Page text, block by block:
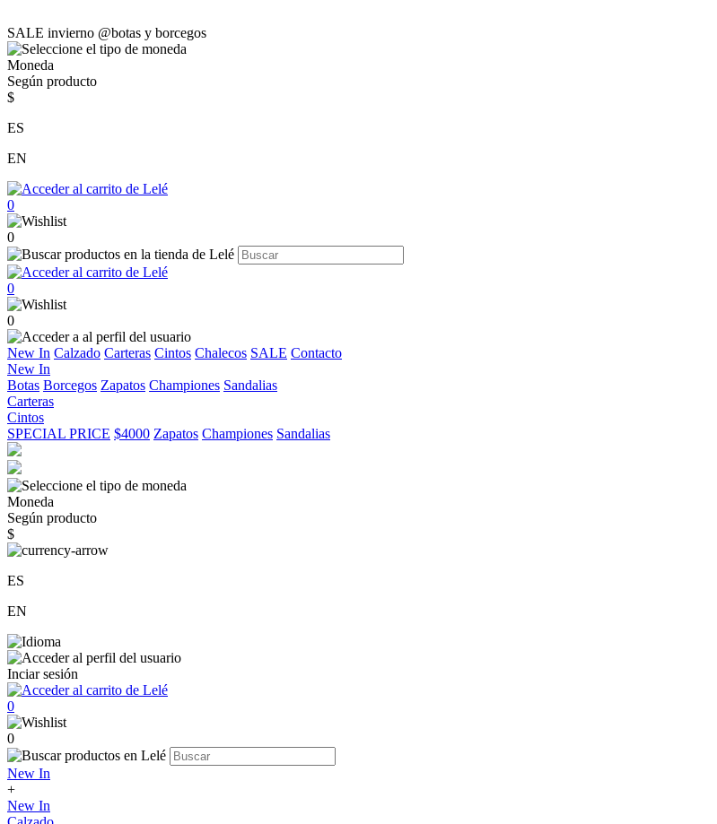
SALE invierno @botas y borcegos
Moneda
Según producto
$
ES
EN
0
0
0
0
New In Calzado Carteras Cintos Chalecos SALE Contacto
New In
Botas Borcegos Zapatos Championes Sandalias
Carteras
Cintos
SPECIAL PRICE $4000 Zapatos Championes Sandalias
Moneda
Según producto
$
ES
EN
Inciar sesión
0
0
New In
+
New In